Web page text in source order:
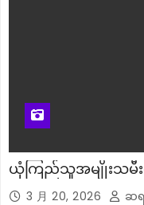
ယုံကြည်သူအမျိုးသမီးမ
3 月 20, 2026 ဆရ